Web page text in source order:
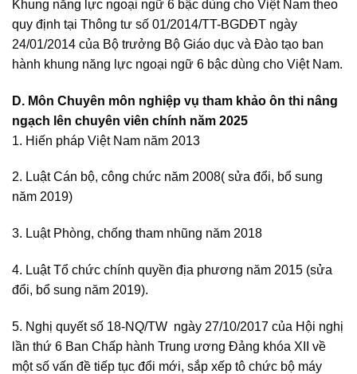
Khung năng lực ngoại ngữ 6 bậc dùng cho Việt Nam theo
quy định tại Thông tư số 01/2014/TT-BGDĐT ngày
24/01/2014 của Bộ trưởng Bộ Giáo dục và Đào tạo ban
hành khung năng lực ngoại ngữ 6 bậc dùng cho Việt Nam.
D. Môn Chuyên môn nghiệp vụ tham khảo ôn thi nâng
ngạch lên chuyên viên chính năm 2025
1. Hiến pháp Việt Nam năm 2013
2. Luật Cán bộ, công chức năm 2008( sửa đổi, bổ sung
năm 2019)
3. Luật Phòng, chống tham nhũng năm 2018
4. Luật Tổ chức chính quyền địa phương năm 2015 (sửa
đổi, bổ sung năm 2019).
5. Nghị quyết số 18-NQ/TW ngày 27/10/2017 của Hội nghị
lần thứ 6 Ban Chấp hành Trung ương Đảng khóa XII về
một số vấn đề tiếp tục đổi mới, sắp xếp tô chức bộ máy